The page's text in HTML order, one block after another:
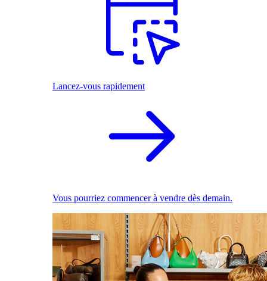
Lancez-vous rapidement
Vous pourriez commencer à vendre dès demain.